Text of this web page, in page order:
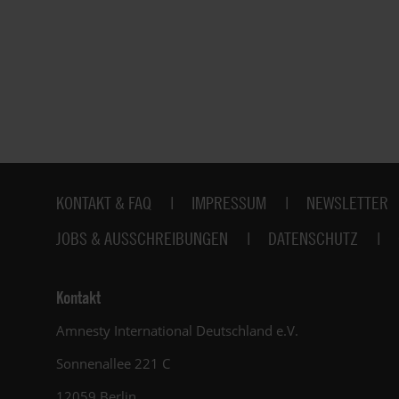
Fußbereich
KONTAKT & FAQ IMPRESSUM
NEWSLETTER
JOBS & AUSSCHREIBUNGEN
DATENSCHUTZ
Kontakt
Amnesty International Deutschland e.V.
Sonnenallee 221 C